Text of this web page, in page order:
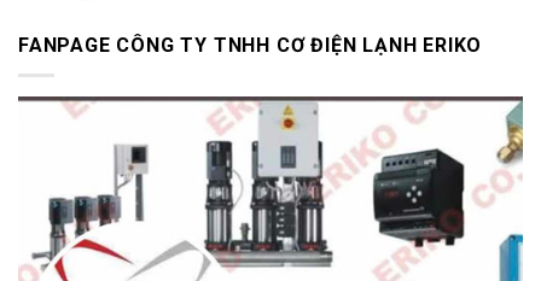
FANPAGE CÔNG TY TNHH CƠ ĐIỆN LẠNH ERIKO